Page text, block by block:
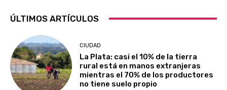
ÚLTIMOS ARTÍCULOS
CIUDAD
La Plata: casi el 10% de la tierra
rural está en manos extranjeras
mientras el 70% de los productores
no tiene suelo propio